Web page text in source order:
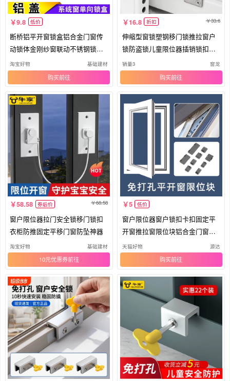
9.8 低价
断桥铝平开窗锁盒铝合金门窗传
动锁体金刚纱窗联动不锈钢锁芯
配件
淘宝好物 基础建材
购买
16.8 折扣 33.6
伸缩型窗锁塑钢移门锁推拉窗户
锁防盗锁儿童限位器插销锁扣通
开款
销量3 窗龙
购买
58.58 券后价 68.58
窗户限位器拉门安全锁移门锁扣
衣柜防推固定平移门窗防坠神器
淘宝好物 基础建材
10元优惠券
5 低价
窗户限位器窗户锁扣卡扣固定平
开窗推拉窗限位块铝合金门窗限
位锁
天猫好物 源达
购买